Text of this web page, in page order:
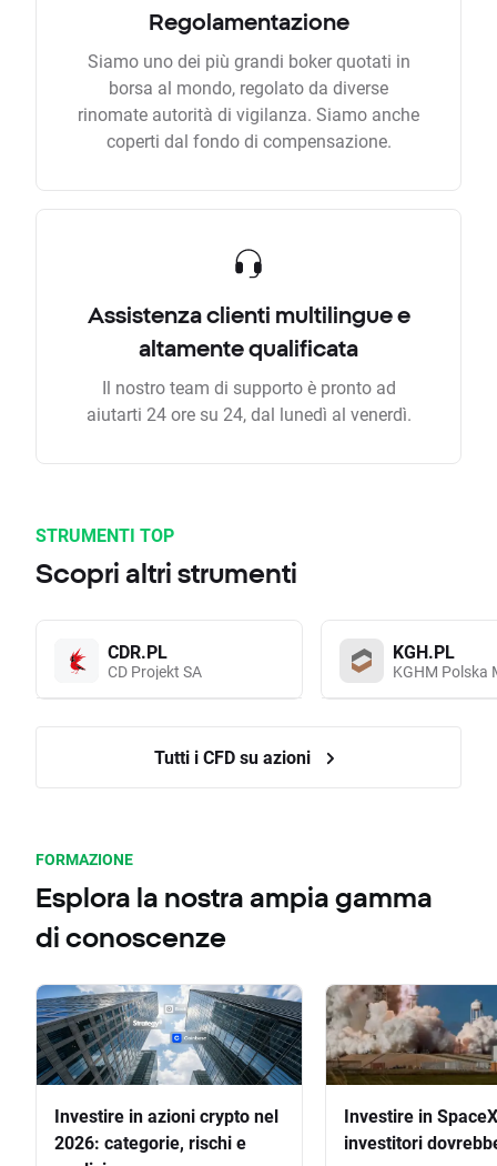
Regolamentazione
Siamo uno dei più grandi boker quotati in
borsa al mondo, regolato da diverse
rinomate autorità di vigilanza. Siamo anche
coperti dal fondo di compensazione.
Assistenza clienti multilingue e
altamente qualificata
Il nostro team di supporto è pronto ad
aiutarti 24 ore su 24, dal lunedì al venerdì.
STRUMENTI TOP
Scopri altri strumenti
CDR.PL
CD Projekt SA
KGH.PL
KGHM Polska
Tutti i CFD su azioni
FORMAZIONE
Esplora la nostra ampia gamma
di conoscenze
Investire in azioni crypto nel
2026: categorie, rischi e
Investire in
investitori